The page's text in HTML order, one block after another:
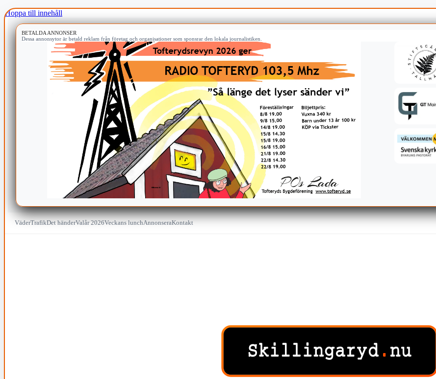
Hoppa till innehåll
BETALDA ANNONSER
Dessa annonsytor är betald reklam från företag och organisationer som sponsrar den lokala journalistiken.
VäderTrafikDet händerValår 2026Veckans lunchAnnonseraKontakt